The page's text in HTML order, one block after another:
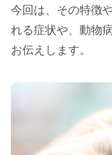
今回は、その特徴
れる症状や、動物
お伝えします。